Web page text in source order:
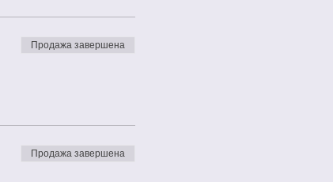
Продажа завершена
Продажа завершена